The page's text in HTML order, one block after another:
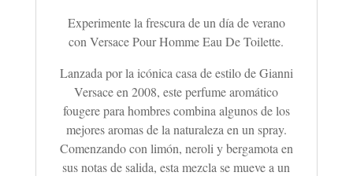
Experimente la frescura de un día de verano
con Versace Pour Homme Eau De Toilette.
Lanzada por la icónica casa de estilo de Gianni
Versace en 2008, este perfume aromático
fougere para hombres combina algunos de los
mejores aromas de la naturaleza en un spray.
Comenzando con limón, neroli y bergamota en
sus notas de salida, esta mezcla se mueve a un